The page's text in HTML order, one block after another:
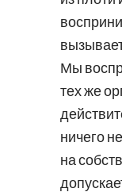
Мы
тех же
ничего
на